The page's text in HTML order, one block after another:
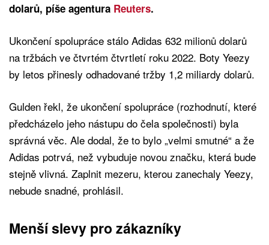
dolarů, píše agentura Reuters.
Ukončení spolupráce stálo Adidas 632 milionů dolarů
na tržbách ve čtvrtém čtvrtletí roku 2022. Boty Yeezy
by letos přinesly odhadované tržby 1,2 miliardy dolarů.
Gulden řekl, že ukončení spolupráce (rozhodnutí, které
předcházelo jeho nástupu do čela společnosti) byla
správná věc. Ale dodal, že to bylo „velmi smutné“ a že
Adidas potrvá, než vybuduje novou značku, která bude
stejně vlivná. Zaplnit mezeru, kterou zanechaly Yeezy,
nebude snadné, prohlásil.
Menší slevy pro zákazníky